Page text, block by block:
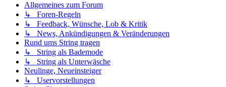
Allgemeines zum Forum
↳ Foren-Regeln
↳ Feedback, Wünsche, Lob & Kritik
↳ News, Ankündigungen & Veränderungen
Rund ums String tragen
↳ String als Bademode
↳ String als Unterwäsche
Neulinge, Neueinsteiger
↳ Uservorstellungen